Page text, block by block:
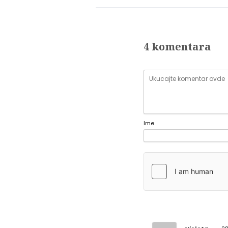
4 komentara
Ime